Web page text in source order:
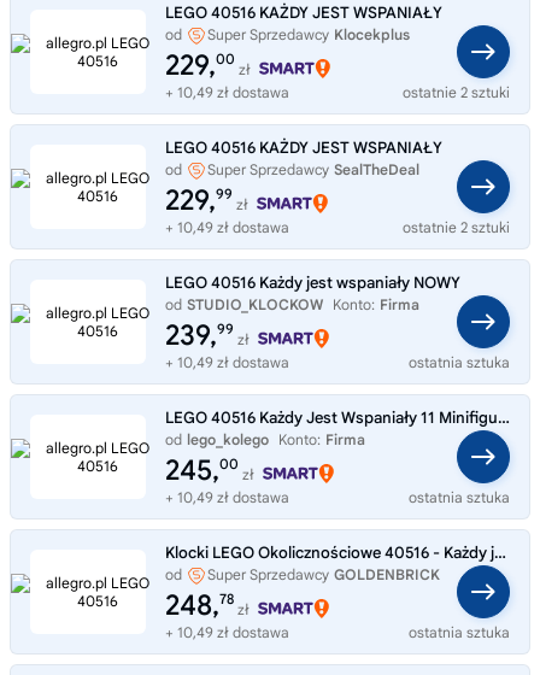
LEGO 40516 KAŻDY JEST WSPANIAŁY
od Super Sprzedawcy Klocekplus
229,00
zł
+ 10,49 zł dostawa
ostatnie 2 sztuki
LEGO 40516 KAŻDY JEST WSPANIAŁY
od Super Sprzedawcy SealTheDeal
229,99
zł
+ 10,49 zł dostawa
ostatnie 2 sztuki
LEGO 40516 Każdy jest wspaniały NOWY
od STUDIO_KLOCKOW Konto: Firma
239,99
zł
+ 10,49 zł dostawa
ostatnia sztuka
LEGO 40516 Każdy Jest Wspaniały 11 Minifigurek HiT
od lego_kolego Konto: Firma
245,00
zł
+ 10,49 zł dostawa
ostatnia sztuka
Klocki LEGO Okolicznościowe 40516 - Każdy jest wspaniały
od Super Sprzedawcy GOLDENBRICK
248,78
zł
+ 10,49 zł dostawa
ostatnia sztuka